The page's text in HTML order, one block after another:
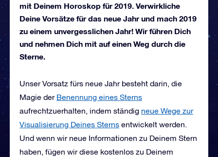
mit Deinem Horoskop für 2019. Verwirkliche
Deine Vorsätze für das neue Jahr und mach 2019
zu einem unvergesslichen Jahr! Wir führen Dich
und nehmen Dich mit auf einen Weg durch die
Sterne.
Unser Vorsatz fürs neue Jahr besteht darin, die
Magie der Benennung eines Sterns
aufrechtzuerhalten, indem ständig neue Wege zur
Visualisierung Deines Sterns entwickelt werden.
Und wenn wir neue Informationen zu Deinem Stern
haben, fügen wir diese kostenlos zu Deinem